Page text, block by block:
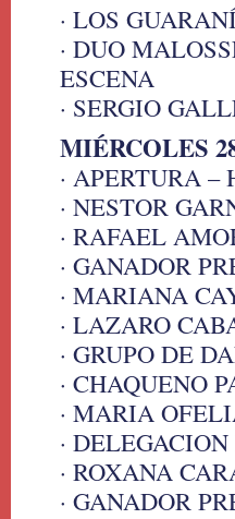
· LOS
· DUO
ESCENA
· SERGIO
MIÉRCOLES
· APERTURA
· NESTOR
· RAFAEL
· GANADOR
· MARIANA
· LAZARO
· GRUPO DE
· CHAQUENO
· MARIA
·
· ROXANA
· GANADOR